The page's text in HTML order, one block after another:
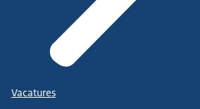
Vacatures